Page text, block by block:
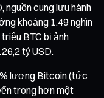
nguồn cung lưu hành
khoảng 1,49 nghìn
BTC bị ảnh
tỷ USD.
lượng Bitcoin (tức
trong hơn một